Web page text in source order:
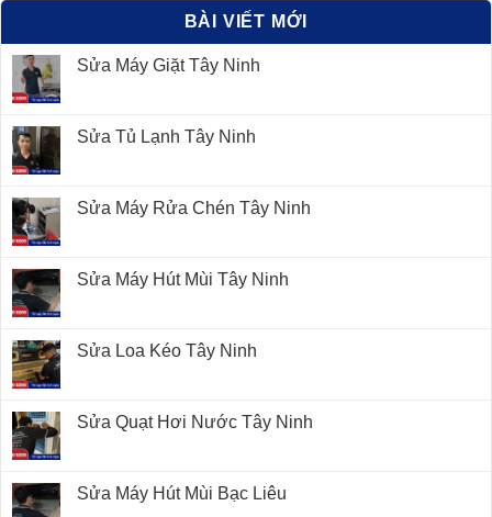
BÀI VIẾT MỚI
Sửa Máy Giặt Tây Ninh
Sửa Tủ Lạnh Tây Ninh
Sửa Máy Rửa Chén Tây Ninh
Sửa Máy Hút Mùi Tây Ninh
Sửa Loa Kéo Tây Ninh
Sửa Quạt Hơi Nước Tây Ninh
Sửa Máy Hút Mùi Bạc Liêu